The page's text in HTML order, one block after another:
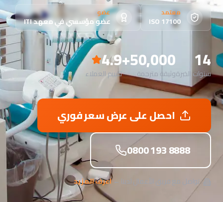
معتمد
ISO 17100
عضو
عضو مؤسسي في معهد ITI
14
سنوات الخبرة50,000+
وثيقة مترجمة 4.9
تقييم العملاء
احصل على عرض سعر فوري
0800 193 8888
تواصل مع فريق الأعمال لدينا ←اعرف المزيد